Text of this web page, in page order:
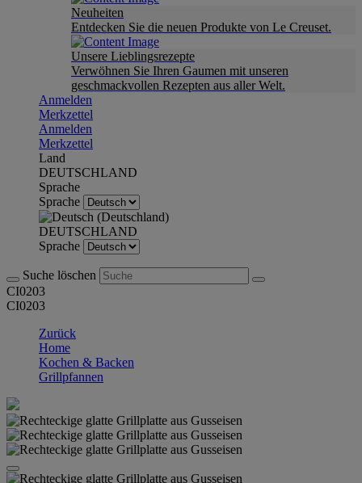
Neuheiten
Entdecken Sie die neuen Produkte von Le Creuset.
Unsere Lieblingsrezepte
Verwöhnen Sie Ihren Gaumen mit unseren
geschmackvollen Rezepten aus aller Welt.
Anmelden
Merkzettel
Anmelden
Merkzettel
Land
DEUTSCHLAND
Sprache
Sprache
DEUTSCHLAND
Sprache
Suche löschen
CI0203
CI0203
Zurück
Home
Kochen & Backen
Grillpfannen